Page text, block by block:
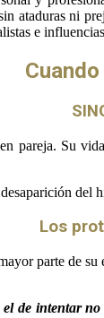
ataduras ni
e
pareja. Su
Los
parte de
de intentar